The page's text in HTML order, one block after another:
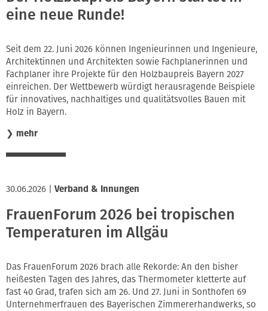
eine neue Runde!
Seit dem 22. Juni 2026 können Ingenieurinnen und Ingenieure,
Architektinnen und Architekten sowie Fachplanerinnen und
Fachplaner ihre Projekte für den Holzbaupreis Bayern 2027
einreichen. Der Wettbewerb würdigt herausragende Beispiele
für innovatives, nachhaltiges und qualitätsvolles Bauen mit
Holz in Bayern.
❯ mehr
30.06.2026 Verband & Innungen
FrauenForum 2026 bei tropischen
Temperaturen im Allgäu
Das FrauenForum 2026 brach alle Rekorde: An den bisher
heißesten Tagen des Jahres, das Thermometer kletterte auf
fast 40 Grad, trafen sich am 26. Und 27. Juni in Sonthofen 69
Unternehmerfrauen des Bayerischen Zimmererhandwerks, so